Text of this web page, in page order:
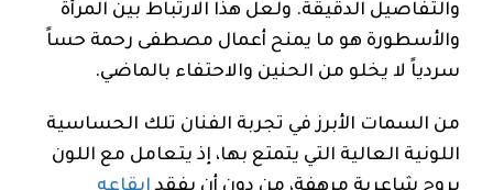
والتفاصيل الدقيقة. ولعل هذا الارتباط بين المرأة
والأسطورة هو ما يمنح أعمال مصطفى رحمة حساً
سردياً لا يخلو من الحنين والاحتفاء بالماضي.
من السمات الأبرز في تجربة الفنان تلك الحساسية
اللونية العالية التي يتمتع بها، إذ يتعامل مع اللون